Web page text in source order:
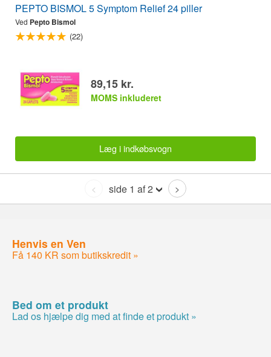
PEPTO BISMOL 5 Symptom Relief 24 piller
Ved Pepto Bismol
(22)
89,15 kr.
MOMS inkluderet
Læg i indkøbsvogn
< side 1 af 2 >
Henvis en Ven
Få 140 KR som butikskredit »
Bed om et produkt
Lad os hjælpe dig med at finde et produkt »